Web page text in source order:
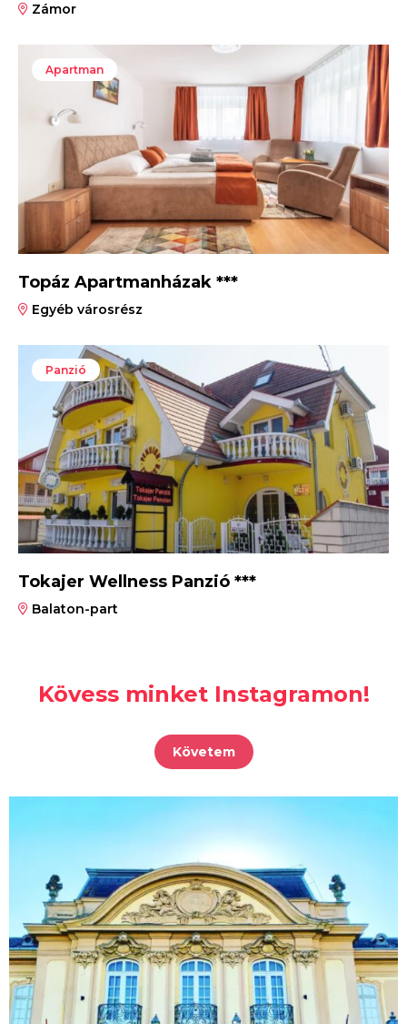
Zámor
Apartman
Topáz Apartmanházak ***
Egyéb városrész
Panzió
Tokajer Wellness Panzió ***
Balaton-part
Kövess minket Instagramon!
Követem